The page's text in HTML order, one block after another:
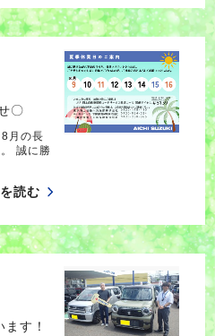
〇
月の長
誠に勝
読む
す！